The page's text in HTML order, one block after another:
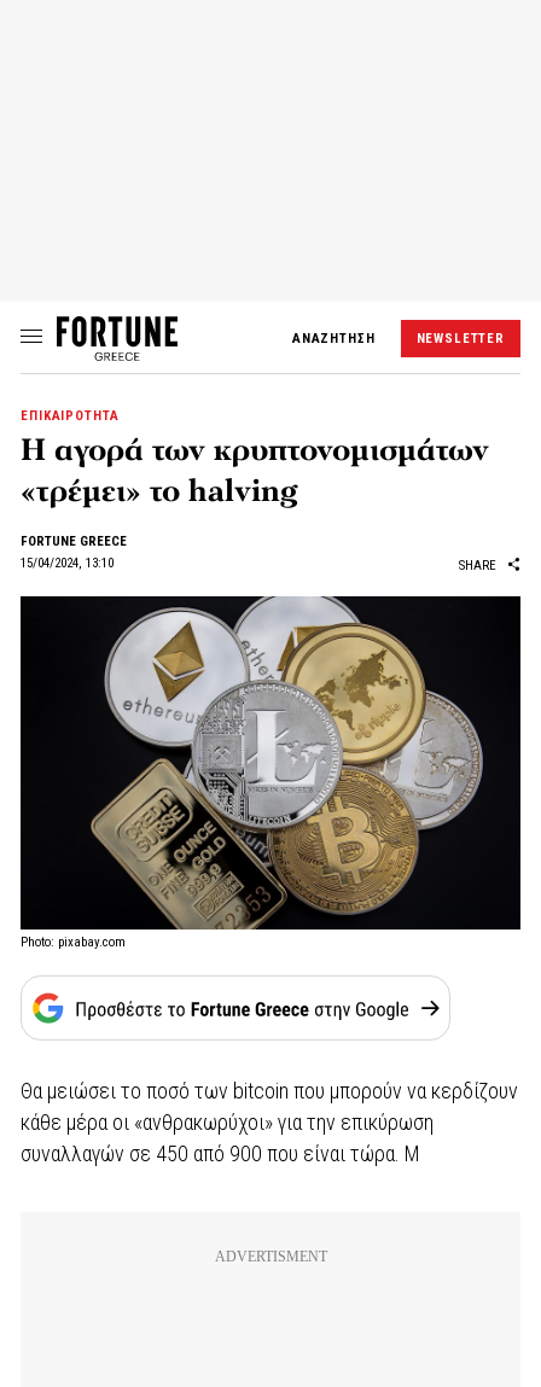
ΑΝΑΖΗΤΗΣΗ NEWSLETTER
ΕΠΙΚΑΙΡΟΤΗΤΑ
Η αγορά των κρυπτονομισμάτων
«τρέμει» το halving
FORTUNE GREECE
15/04/2024, 13:10
SHARE
Photo: pixabay.com
Θα μειώσει το ποσό των bitcoin που μπορούν να κερδίζουν
κάθε μέρα οι «ανθρακωρύχοι» για την επικύρωση
συναλλαγών σε 450 από 900 που είναι τώρα. Μ